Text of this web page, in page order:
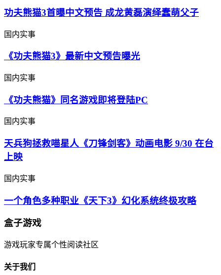
功夫熊猫3首曝中文预告 成龙黄磊演绎蠢萌父子
国内实事
《功夫熊猫3》最新中文预告曝光
国内实事
《功夫熊猫》同名游戏即将登陆PC
国内实事
天兵狗拯救喵星人《刀锋剑客》动画电影 9/30 在台
上映
国内实事
一个角色多种职业《天下3》幻化系统终极攻略
盒子游戏
游戏玩家专属个性阅读社区
关于我们